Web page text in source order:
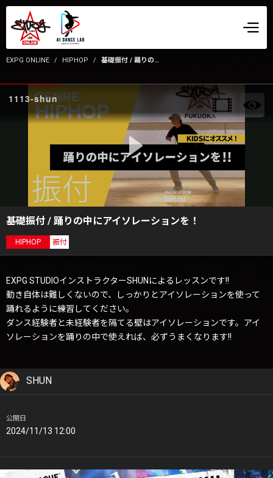
EXPG ONLINE HIPHOP 基礎振付 / 踊りの中にアイソレーションを！
1113-shun
基礎振付 / 踊りの中にアイソレーションを！
HIPHOP 振付
EXPG STUDIOインストラクターSHUNによるレッスンです!!
動き自体は難しくないので、しっかりとアイソレーションを使って
踊れるように練習してください。
ダンス経験者と未経験者を隔てる壁はアイソレーションです。アイ
ソレーションを踊りの中で使えれば、必ずうまくなります!!
SHUN
公開日
2024/11/13 12:00